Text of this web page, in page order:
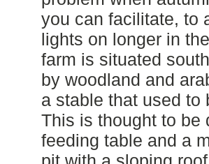
you can facilitate, to
lights on longer in
farm is situated
by woodland and
a stable that used to
This is thought to be
feeding table and a